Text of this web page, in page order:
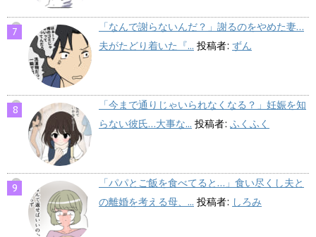
「なんで謝らないんだ？」謝るのをやめた妻…
夫がたどり着いた『... 投稿者: ずん
「今まで通りじゃいられなくなる？」妊娠を知
らない彼氏…大事な... 投稿者: ふくふく
「パパとご飯を食べてると…」食い尽くし夫と
の離婚を考える母、... 投稿者: しろみ